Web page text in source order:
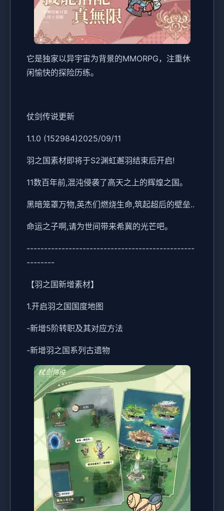
它是独家以异宇宙为背景的MMORPG，注重休
闲愉快的探险历练。
仗剑传说更新
1.1.0 (152984)2025/09/11
羽之国素材即将于S2渊虹邂羽结束后开启!
11数百年前,混沌侵袭了高天之上的辉煌之国。
黑暗笼罩万物,英杰们燃烧生命,筑起超后的壁垒..
命运之子啊,请为世间带来希冀的光芒吧。
------------------------------------------------
--------
【羽之国新增素材】
1.开启羽之国国度地图
-新增5阶转职及其对应方法
-新增羽之国系列古遗物